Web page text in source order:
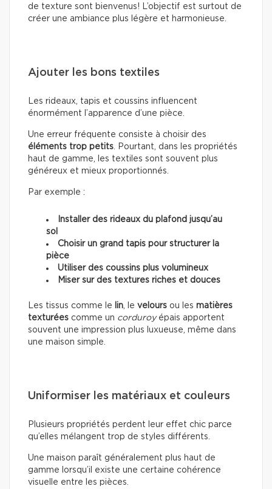
de texture sont bienvenus! L’objectif est surtout de
créer une ambiance plus légère et harmonieuse.
Ajouter les bons textiles
Les rideaux, tapis et coussins influencent
énormément l’apparence d’une pièce.
Une erreur fréquente consiste à choisir des
éléments trop petits. Pourtant, dans les propriétés
haut de gamme, les textiles sont souvent plus
généreux et mieux proportionnés.
Par exemple :
Installer des rideaux du plafond jusqu’au
sol
Choisir un grand tapis pour structurer la
pièce
Utiliser des coussins plus volumineux
Miser sur des textures riches et douces
Les tissus comme le lin, le velours ou les matières
texturées comme un corduroyépais apportent
souvent une impression plus luxueuse, même dans
une maison simple.
Uniformiser les matériaux et couleurs
Plusieurs propriétés perdent leur effet chic parce
qu’elles mélangent trop de styles différents.
Une maison paraît généralement plus haut de
gamme lorsqu’il existe une certaine cohérence
visuelle entre les pièces.